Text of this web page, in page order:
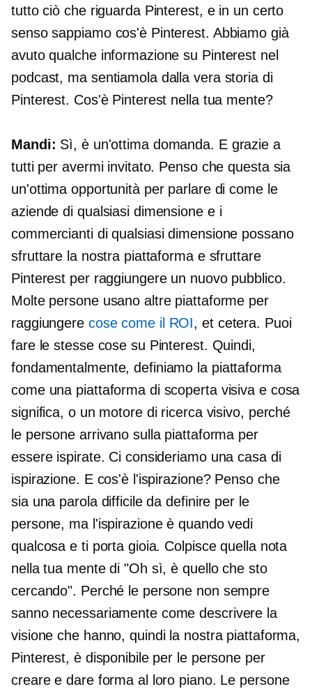
tutto ciò che riguarda Pinterest, e in un certo
senso sappiamo cos'è Pinterest. Abbiamo già
avuto qualche informazione su Pinterest nel
podcast, ma sentiamola dalla vera storia di
Pinterest. Cos'è Pinterest nella tua mente?
Mandi: Sì, è un'ottima domanda. E grazie a
tutti per avermi invitato. Penso che questa sia
un'ottima opportunità per parlare di come le
aziende di qualsiasi dimensione e i
commercianti di qualsiasi dimensione possano
sfruttare la nostra piattaforma e sfruttare
Pinterest per raggiungere un nuovo pubblico.
Molte persone usano altre piattaforme per
raggiungere cose come il ROI, et cetera. Puoi
fare le stesse cose su Pinterest. Quindi,
fondamentalmente, definiamo la piattaforma
come una piattaforma di scoperta visiva e cosa
significa, o un motore di ricerca visivo, perché
le persone arrivano sulla piattaforma per
essere ispirate. Ci consideriamo una casa di
ispirazione. E cos'è l'ispirazione? Penso che
sia una parola difficile da definire per le
persone, ma l'ispirazione è quando vedi
qualcosa e ti porta gioia. Colpisce quella nota
nella tua mente di "Oh sì, è quello che sto
cercando". Perché le persone non sempre
sanno necessariamente come descrivere la
visione che hanno, quindi la nostra piattaforma,
Pinterest, è disponibile per le persone per
creare e dare forma al loro piano. Le persone